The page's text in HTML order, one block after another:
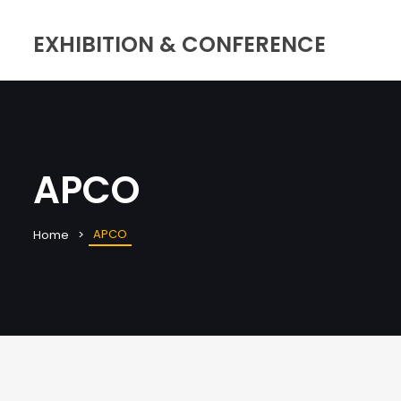
EXHIBITION & CONFERENCE
APCO
Home APCO